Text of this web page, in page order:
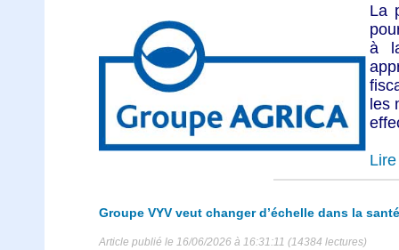
La
à
les
Groupe VYV veut changer d’échelle dans la
Article publié le 16/06/2026 à 16:31:11 (14384 lectures)